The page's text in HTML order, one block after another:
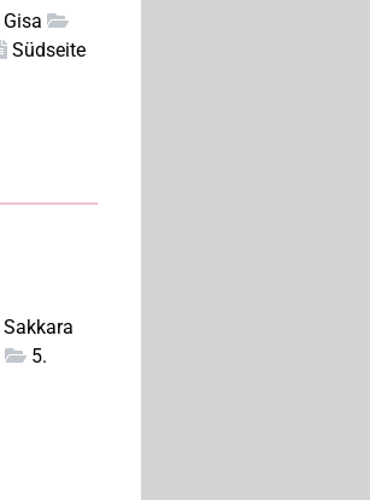
Gisa
Südseite
Sakkara
5.